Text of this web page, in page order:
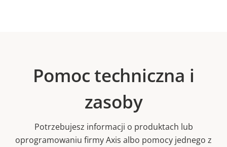
Pomoc techniczna i
zasoby
Potrzebujesz informacji o produktach lub
oprogramowaniu firmy Axis albo pomocy jednego z